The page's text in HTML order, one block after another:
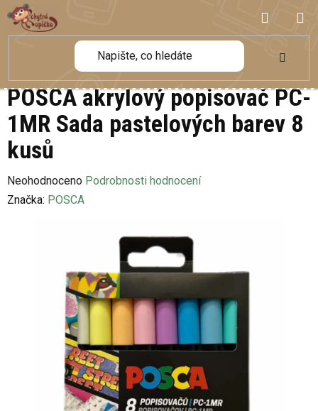
Přejít
na
obsah
KOŠÍK
POSCA akrylový popisovač PC-
1MR Sada pastelových barev 8
kusů
Průměrné
hodnocení
Neohodnoceno Podrobnosti hodnocení
Značka: POSCA